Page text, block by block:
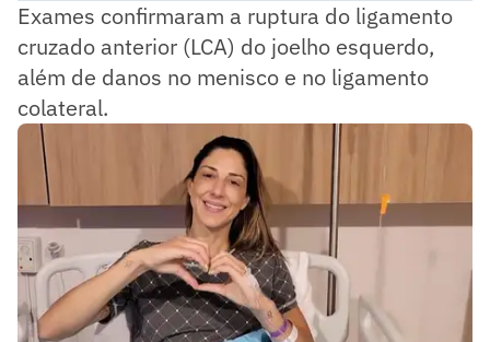
Exames confirmaram a ruptura do ligamento
cruzado anterior (LCA) do joelho esquerdo,
além de danos no menisco e no ligamento
colateral.